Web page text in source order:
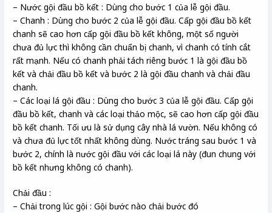
– Nước gội đầu bồ kết : Dùng cho bước 1 của lễ gội đầu.
– Chanh : Dùng cho bước 2 của lễ gội đầu. Cấp gội đầu bồ kết
chanh sẽ cao hơn cấp gội đầu bồ kết không, một số người
chưa đủ lực thì không cần chuẩn bị chanh, vì chanh có tính cắt
rất mạnh. Nếu có chanh phải tách riêng bước 1 là gội đầu bồ
kết và chải đầu bồ kết và bước 2 là gội đầu chanh và chải đầu
chanh.
– Các loại lá gội đầu : Dùng cho bước 3 của lễ gội đầu. Cấp gội
đầu bồ kết, chanh và các loại thảo mộc, sẽ cao hơn cấp gội đầu
bồ kết chanh. Tối ưu là sử dụng cây nhà lá vườn. Nếu không có
và chưa đủ lực tốt nhất không dùng. Nước tráng sau bước 1 và
bước 2, chính là nước gội đầu với các loại lá này (đun chung với
bồ kết nhưng không có chanh).
Chải đầu :
– Chải trong lúc gội : Gội bước nào chải bước đó